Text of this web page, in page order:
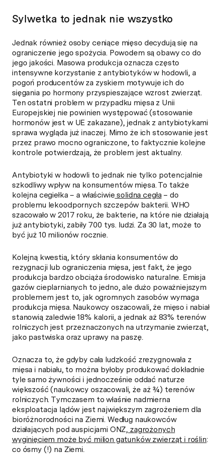
Sylwetka to jednak nie wszystko
Jednak również osoby ceniące mięso decydują się na
ograniczenie jego spożycia. Powodem są obawy co do
jego jakości. Masowa produkcja oznacza często
intensywne korzystanie z antybiotyków w hodowli, a
pogoń producentów za zyskiem motywuje ich do
sięgania po hormony przyspieszające wzrost zwierząt.
Ten ostatni problem w przypadku mięsa z Unii
Europejskiej nie powinien występować (stosowanie
hormonów jest w UE zakazane), jednak z antybiotykami
sprawa wygląda już inaczej. Mimo że ich stosowanie jest
przez prawo mocno ograniczone, to faktycznie kolejne
kontrole potwierdzają, że problem jest aktualny.
Antybiotyki w hodowli to jednak nie tylko potencjalnie
szkodliwy wpływ na konsumentów mięsa. To także
kolejna cegiełka – a właściwie solidna cegła – do
problemu lekoodpornych szczepów bakterii. WHO
szacowało w 2017 roku, że bakterie, na które nie działają
już antybiotyki, zabiły 700 tys. ludzi. Za 30 lat, może to
być już 10 milionów rocznie.
Kolejną kwestią, który skłania konsumentów do
rezygnacji lub ograniczenia mięsa, jest fakt, że jego
produkcja bardzo obciąża środowisko naturalne. Emisja
gazów cieplarnianych to jedno, ale dużo poważniejszym
problemem jest to, jak ogromnych zasobów wymaga
produkcja mięsa. Naukowcy oszacowali, że mięso i nabiał
stanowią zaledwie 18% kalorii, a jednak aż 83% terenów
rolniczych jest przeznaczonych na utrzymanie zwierząt,
jako pastwiska oraz uprawy na paszę.
Oznacza to, że gdyby cała ludzkość zrezygnowała z
mięsa i nabiału, to można byłoby produkować dokładnie
tyle samo żywności i jednocześnie oddać naturze
większość (naukowcy oszacowali, że aż ¾) terenów
rolniczych. Tymczasem to właśnie nadmierna
eksploatacja lądów jest największym zagrożeniem dla
bioróżnorodności na Ziemi. Według naukowców
działających pod auspicjami ONZ, zagrożonych
wyginięciem może być milion gatunków zwierząt i roślin:
co ósmy (!) na Ziemi.